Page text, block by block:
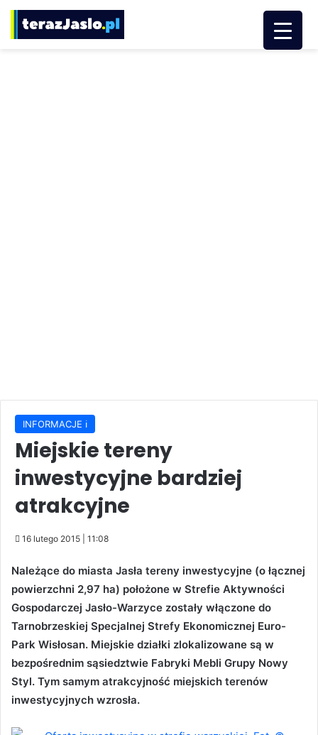
INFORMACJE ℹ️
Miejskie tereny
inwestycyjne bardziej
atrakcyjne
16 lutego 2015 | 11:08
Należące do miasta Jasła tereny inwestycyjne (o łącznej
powierzchni 2,97 ha) położone w Strefie Aktywności
Gospodarczej Jasło-Warzyce zostały włączone do
Tarnobrzeskiej Specjalnej Strefy Ekonomicznej Euro-
Park Wisłosan. Miejskie działki zlokalizowane są w
bezpośrednim sąsiedztwie Fabryki Mebli Grupy Nowy
Styl. Tym samym atrakcyjność miejskich terenów
inwestycyjnych wzrosła.